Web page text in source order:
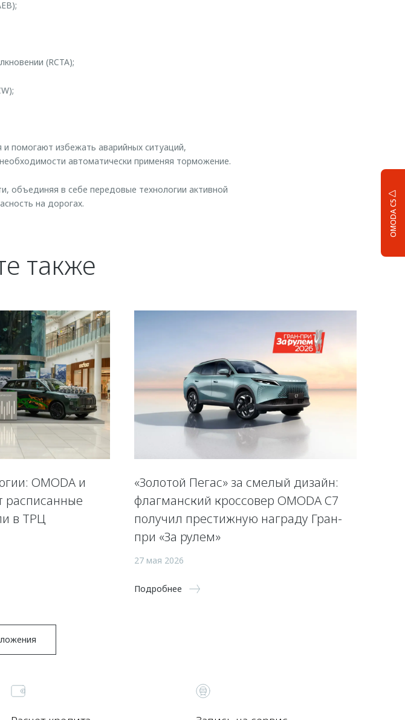
OMODA C5
(RCTA);
помогают избежать аварийных ситуаций,
автоматически применяя торможение.
объединяя в себе передовые технологии активной
на дорогах.
также
OMODA и
расписанные
в ТРЦ
«Золотой Пегас» за смелый дизайн:
флагманский кроссовер OMODA C7
получил престижную награду Гран-
при «За рулем»
27 мая 2026
Подробнее